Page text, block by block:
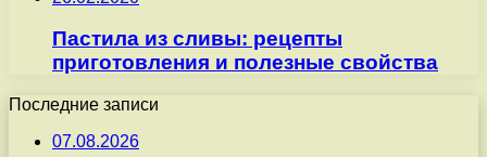
Пастила из сливы: рецепты
приготовления и полезные свойства
Последние записи
07.08.2026